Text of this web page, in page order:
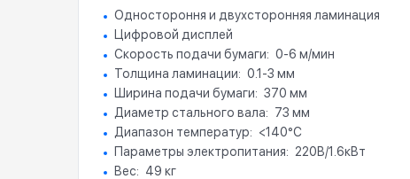
Одностороння и двухсторонняя ламинация
Цифровой дисплей
Скорость подачи бумаги
0-6 м/мин
Толщина ламинации
0.1-3 мм
Ширина подачи бумаги
370 мм
Диаметр стального вала
73 мм
Диапазон температур
<140°C
Параметры электропитания
220В/1.6кВт
Вес
49 кг